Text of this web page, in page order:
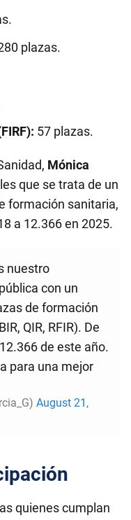
plazas.
57 plazas.
Mónica
que se trata de un
formación sanitaria,
a 12.366 en 2025.
nuestro
con un
de formación
QIR, RFIR). De
de este año.
para una mejor
August 21,
quienes cumplan